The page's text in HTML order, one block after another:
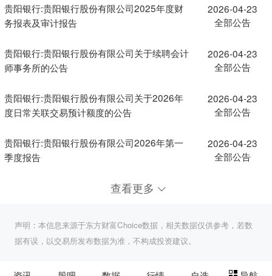
贵阳银行:贵阳银行股份有限公司2025年度财
务报表及审计报告
2026-04-23
全部公告
贵阳银行:贵阳银行股份有限公司关于续聘会计
师事务所的公告
2026-04-23
全部公告
贵阳银行:贵阳银行股份有限公司关于2026年
度日常关联交易预计额度的公告
2026-04-23
全部公告
贵阳银行:贵阳银行股份有限公司2026年第一
季度报告
2026-04-23
全部公告
查看更多
声明：本信息来源于东方财富Choice数据，相关数据仅供参考，若数
据有误，以交易所发布数据为准，不构成投资建议。